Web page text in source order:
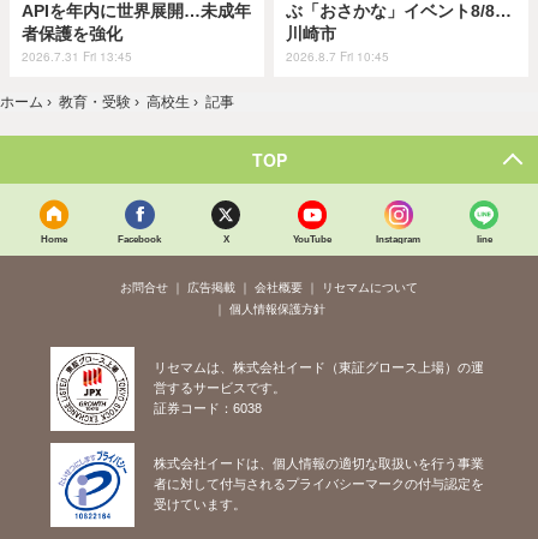
APIを年内に世界展開…未成年
者保護を強化
2026.7.31 Fri 13:45
ぶ「おさかな」イベント8/8…
川崎市
2026.8.7 Fri 10:45
ホーム › 教育・受験 › 高校生 › 記事
TOP
Home Facebook X YouTube Instagram line
お問合せ 広告掲載 会社概要
リセマムについて
個人情報保護方針
リセマムは、株式会社イード（東証グロース上場）の運
営するサービスです。
証券コード：6038
株式会社イードは、個人情報の適切な取扱いを行う事業
者に対して付与されるプライバシーマークの付与認定を
受けています。